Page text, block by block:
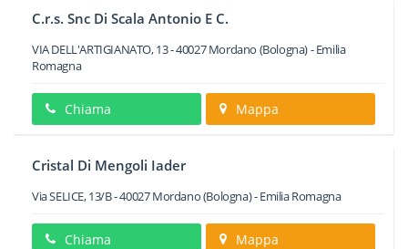
C.r.s. Snc Di Scala Antonio E C.
VIA DELL'ARTIGIANATO, 13-40027 Mordano (Bologna) -Emilia
Romagna
Chiama Mappa
Cristal Di Mengoli Iader
Via SELICE, 13/B-40027Mordano(Bologna) -Emilia Romagna
Chiama Mappa